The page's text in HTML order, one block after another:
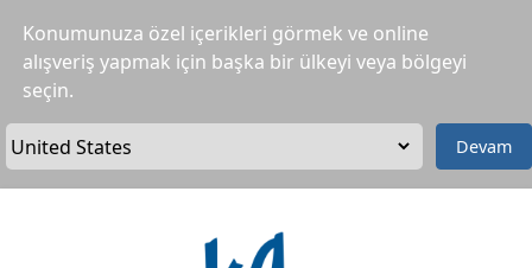
Konumunuza özel içerikleri görmek ve online
alışveriş yapmak için başka bir ülkeyi veya bölgeyi
seçin.
Devam